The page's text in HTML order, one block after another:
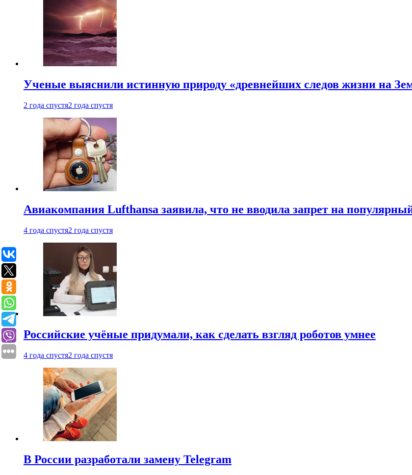
Ученые выяснили истинную природу «древнейших следов жизни на
2 года спустя2 года спустя
Авиакомпания Lufthansa заявила, что не вводила запрет на
4 года спустя2 года спустя
Российские учёные придумали, как сделать взгляд роботов умнее
4 года спустя2 года спустя
В России разработали замену Telegram